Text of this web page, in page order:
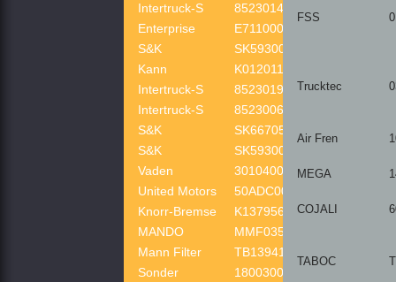
Intertruck-S
8523014SX
Enterprise
E7110004
S&K
SK593000501
Kann
K0120110006
Intertruck-S
8523019SX
Intertruck-S
8523006SX
S&K
SK667050501
S&K
SK593000504
Vaden
301040007
United Motors
50ADC0007
Knorr-Bremse
K137956X50
MANDO
MMF035164
Mann Filter
TB139417X
Sonder
180030010
FSS
Trucktec
Air Fren
MEGA
COJALI
TABOC